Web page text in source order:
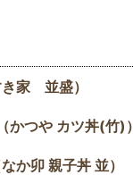
家 並盛）
かつや カツ丼(竹)）
か卯 親子丼 並）